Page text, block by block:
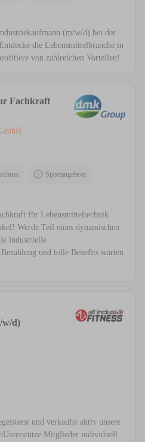
(m/w/d) bei der
die Lebensmittelbranche in
von zahlreichen Vorteilen!
Fachkraft
Sportangebote
für Lebensmitteltechnik
Werde Teil eines dynamischen
industrielle
und tolle Benefits warten
w/d)
und verkaufst aktiv unsere
Mitglieder individuell